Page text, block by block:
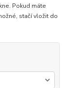
Pokud máte
stačí vložit do